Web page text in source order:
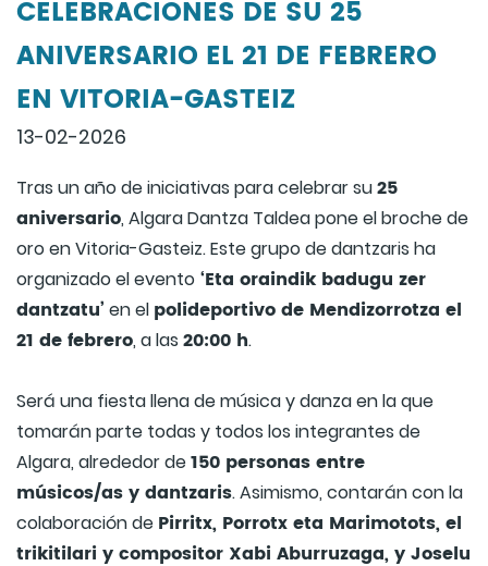
CELEBRACIONES DE SU 25
ANIVERSARIO EL 21 DE FEBRERO
EN VITORIA-GASTEIZ
13-02-2026
Tras un año de iniciativas para celebrar su25
aniversario, Algara Dantza Taldea pone el broche de
oro en Vitoria-Gasteiz. Este grupo de dantzaris ha
organizado el evento ‘Eta oraindik badugu zer
dantzatu’ en el polideportivo de Mendizorrotza el
21 de febrero, a las 20:00 h.
Será una fiesta llena de música y danza en la que
tomarán parte todas y todos los integrantes de
Algara, alrededor de150 personas entre
músicos/as y dantzaris. Asimismo, contarán con la
colaboración de Pirritx, Porrotx eta Marimotots, el
trikitilari y compositor Xabi Aburruzaga, y Joselu